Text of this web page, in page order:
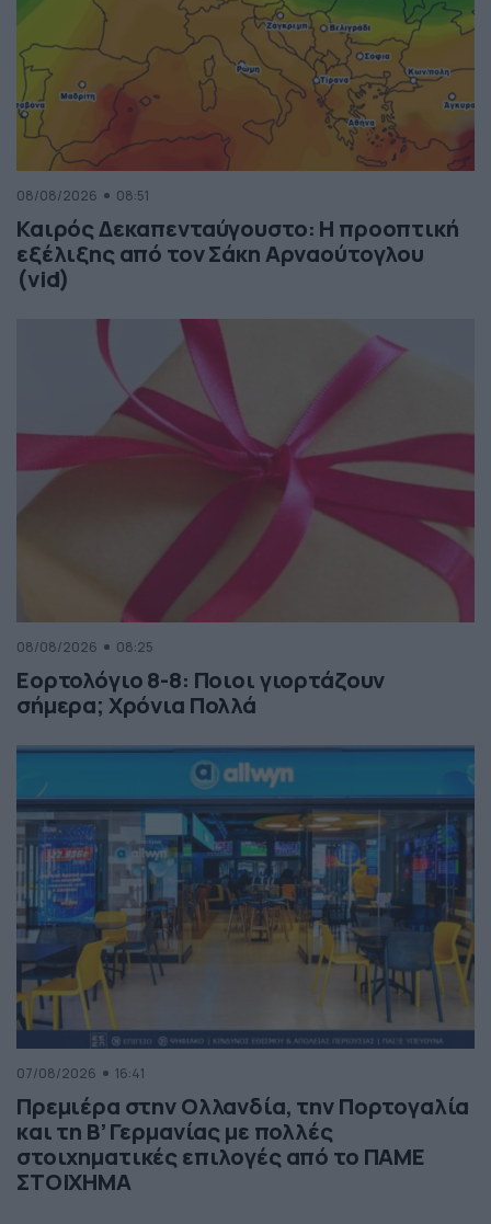
08/08/2026 08:51
Καιρός Δεκαπενταύγουστο: Η προοπτική
εξέλιξης από τον Σάκη Αρναούτογλου
(vid)
08/08/2026 08:25
Εορτολόγιο 8-8: Ποιοι γιορτάζουν
σήμερα; Χρόνια Πολλά
07/08/2026 16:41
Πρεμιέρα στην Ολλανδία, την Πορτογαλία
και τη Β’ Γερμανίας με πολλές
στοιχηματικές επιλογές από το ΠΑΜΕ
ΣΤΟΙΧΗΜΑ